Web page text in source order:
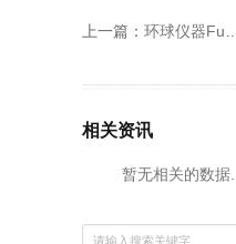
上一篇： 环球仪器Fuzion贴片机系列的五面全方位视觉系统增强检测功能
相关资讯
暂无相关的数据...